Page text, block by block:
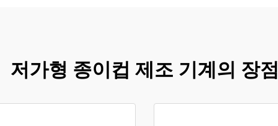
저가형 종이컵 제조 기계의 장점